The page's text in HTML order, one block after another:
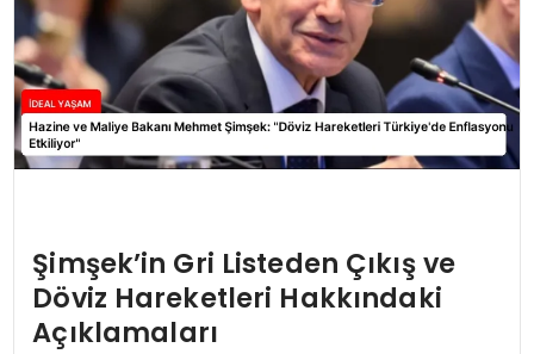
Şimşek’in Gri Listeden Çıkış ve
Döviz Hareketleri Hakkındaki
Açıklamaları